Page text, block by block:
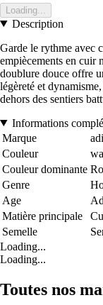
Loading...
Description
Garde le rythme avec
empiècements en cuir
doublure douce offre
légèreté et
dehors des sentiers
Informations
Marque
Couleur
Couleur dominante
Genre
Age
Matière principale
Semelle
Loading...
Loading...
Toutes nos